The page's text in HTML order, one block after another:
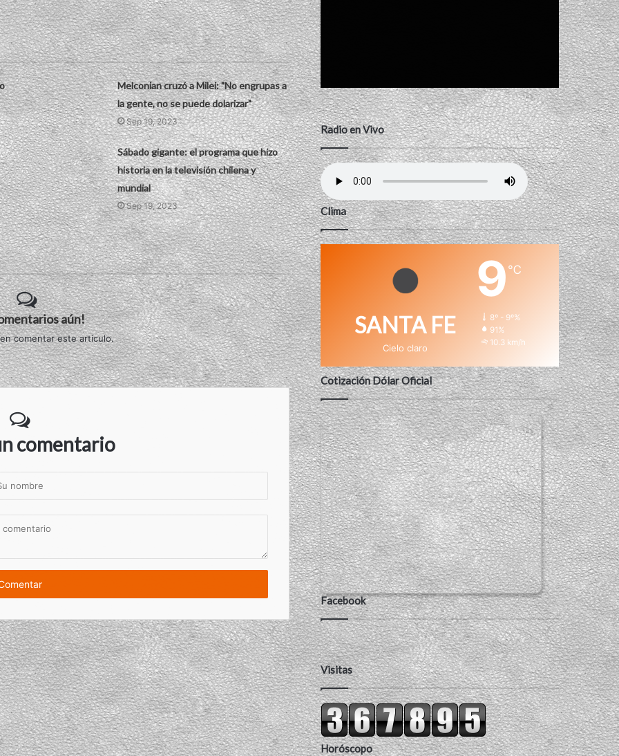
Melconian cruzó a Milei: "No engrupas a
la gente, no se puede dolarizar"
Sep 19, 2023
Sábado gigante: el programa que hizo
historia en la televisión chilena y
mundial
Sep 19, 2023
aún!
comentar este artículo.
comentario
Radio en Vivo
Clima
SANTA FE
Cielo claro
9℃
8º - 9º%
91%
10.3 km/h
Cotización Dólar Oficial
Facebook
Visitas
Horóscopo